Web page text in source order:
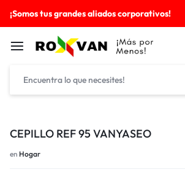
¡Somos tus grandes aliados corporativos!
CEPILLO REF 95 VANYASEO
en Hogar